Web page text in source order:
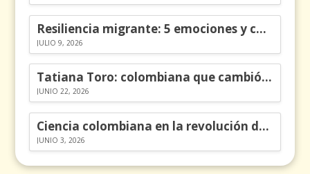
Resiliencia migrante: 5 emociones y cómo gestionarlas
JULIO 9, 2026
Tatiana Toro: colombiana que cambió la historia de las matemáticas
JUNIO 22, 2026
Ciencia colombiana en la revolución de los órganos en chips
JUNIO 3, 2026